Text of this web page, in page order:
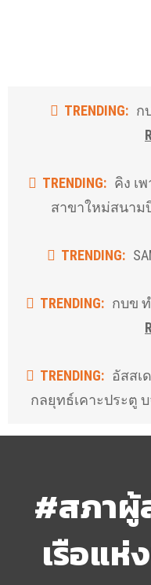
TRENDING: ก
TRENDING: คิง เ
สาขาใหม่สนาม
TRENDING:
TRENDING: กบข
TRENDING: อัสสเ
กลยุทธ์เคาะประตู
#สภาผู้
เรือแห่